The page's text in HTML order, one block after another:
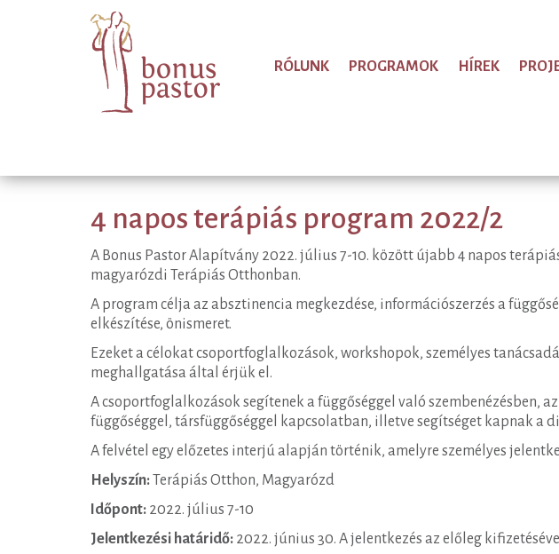
RÓLUNK PROGRAMOK HÍREK
4 napos terápiás program 2022/2
A Bonus Pastor Alapítvány 2022. július 7-10. között újabb 4 napos
magyarózdi Terápiás Otthonban.
A program célja az absztinencia megkezdése, információszerzés a
elkészítése, önismeret.
Ezeket a célokat csoportfoglalkozások, workshopok, személyes
meghallgatása által érjük el.
A csoportfoglalkozások segítenek a függőséggel való szembenézésben,
függőséggel, társfüggőséggel kapcsolatban, illetve segítséget kapnak a
A felvétel egy előzetes interjú alapján történik, amelyre személyes
Helyszín:Terápiás Otthon, Magyarózd
Időpont: 2022. július 7-10
Jelentkezési határidő: 2022. június 30. A jelentkezés az előleg